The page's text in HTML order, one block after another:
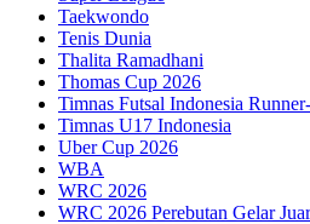
Taekwondo
Tenis Dunia
Thalita Ramadhani
Thomas Cup 2026
Timnas Futsal Indonesia
Timnas U17 Indonesia
Uber Cup 2026
WBA
WRC 2026
WRC 2026 Perebutan Gelar